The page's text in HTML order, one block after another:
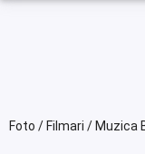
Foto / Filmari / Muzica